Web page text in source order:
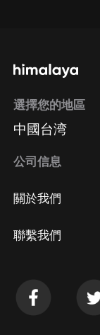
方法 Google
選擇您的地區
中國台湾
公司信息
關於我們
聯繫我們